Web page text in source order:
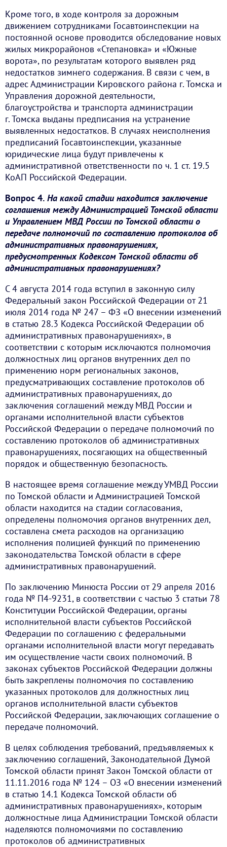
Кроме того, в ходе контроля за дорожным
движением сотрудниками Госавтоинспекции на
постоянной основе проводится обследование новых
жилых микрорайонов «Степановка» и «Южные
ворота», по результатам которого выявлен ряд
недостатков зимнего содержания. В связи с чем, в
адрес Администрации Кировского района г. Томска и
Управления дорожной деятельности,
благоустройства и транспорта администрации
г. Томска выданы предписания на устранение
выявленных недостатков. В случаях неисполнения
предписаний Госавтоинспекции, указанные
юридические лица будут привлечены к
административной ответственности по ч. 1 ст. 19.5
КоАП Российской Федерации.
Вопрос 4. На какой стадии находится заключение
соглашения между Администрацией Томской области
и Управлением МВД России по Томской области о
передаче полномочий по составлению протоколов об
административных правонарушениях,
предусмотренных Кодексом Томской области об
административных правонарушениях?
С 4 августа 2014 года вступил в законную силу
Федеральный закон Российской Федерации от 21
июля 2014 года № 247 – ФЗ «О внесении изменений
в статью 28.3 Кодекса Российской Федерации об
административных правонарушениях», в
соответствии с которым исключаются полномочия
должностных лиц органов внутренних дел по
применению норм региональных законов,
предусматривающих составление протоколов об
административных правонарушениях, до
заключения соглашений между МВД России и
органами исполнительной власти субъектов
Российской Федерации о передаче полномочий по
составлению протоколов об административных
правонарушениях, посягающих на общественный
порядок и общественную безопасность.
В настоящее время соглашение между УМВД России
по Томской области и Администрацией Томской
области находится на стадии согласования,
определены полномочия органов внутренних дел,
составлена смета расходов на организацию
исполнения полицией функций по применению
законодательства Томской области в сфере
административных правонарушений.
По заключению Минюста России от 29 апреля 2016
года № П4-9231, в соответствии с частью 3 статьи 78
Конституции Российской Федерации, органы
исполнительной власти субъектов Российской
Федерации по соглашению с федеральными
органами исполнительной власти могут передавать
им осуществление части своих полномочий. В
законах субъектов Российской Федерации должны
быть закреплены полномочия по составлению
указанных протоколов для должностных лиц
органов исполнительной власти субъектов
Российской Федерации, заключающих соглашение о
передаче полномочий.
В целях соблюдения требований, предъявляемых к
заключению соглашений, Законодательной Думой
Томской области принят Закон Томской области от
11.11.2016 года № 124 – ОЗ «О внесении изменений
в статью 14.1 Кодекса Томской области об
административных правонарушениях», которым
должностные лица Администрации Томской области
наделяются полномочиями по составлению
протоколов об административных